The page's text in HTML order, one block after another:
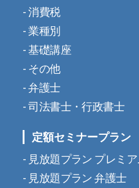
消費税
業種別
基礎講座
その他
弁護士
司法書士・行政書士
定額セミナープラン
見放題プラン プレミ
見放題プラン 弁護士